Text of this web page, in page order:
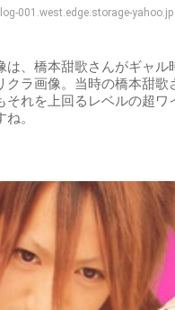
001.west.edge.storage-yahoo.jp
は、橋本甜歌さんがギャル
クラ画像。当時の橋本甜歌
それを上回るレベルの超ワ
。